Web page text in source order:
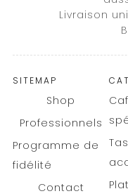
Livraison
SITEMAP
Shop
Professionnels
Programme de
fidélité
Contact